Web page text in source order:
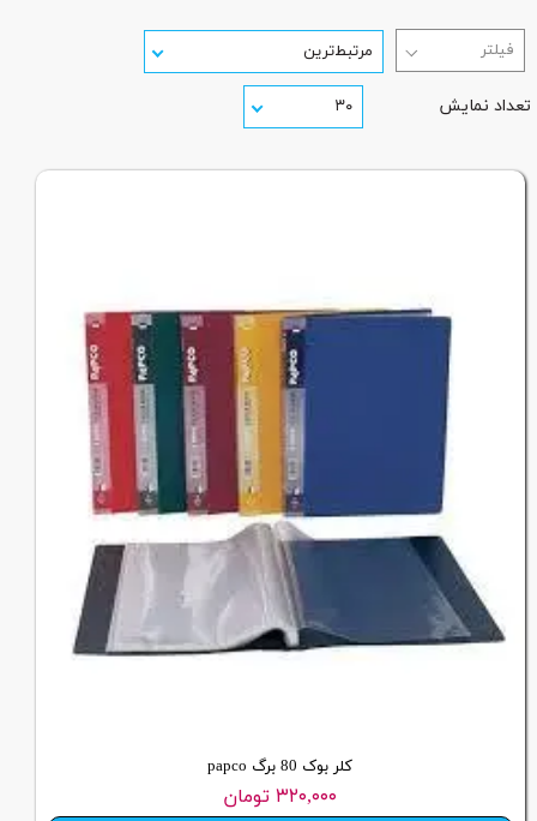
مرتبط‌ترین
تعداد نمایش ۳۰
کلر بوک 80 برگ papco
۳۲۰,۰۰۰ تومان